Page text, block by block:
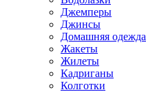
Джемперы
Джинсы
Домашняя одежда
Жакеты
Жилеты
Кадриганы
Колготки